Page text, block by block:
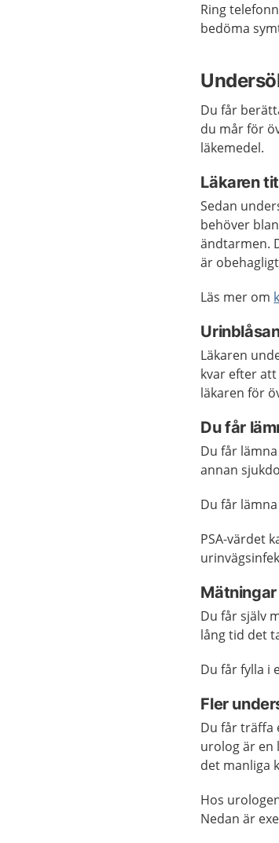
Ring
bedöma
Du får
du mår för
läkemedel.
Läkaren
Sedan
behöver
ändtarmen.
är
Läs mer om
Läkaren
kvar efter
läkaren för
Du får
Du får
annan
Du får
PSA-värdet
Du får själv
lång tid det
Du får fylla i
Fler
Du får träffa
urolog är en
det manliga
Hos
Nedan är